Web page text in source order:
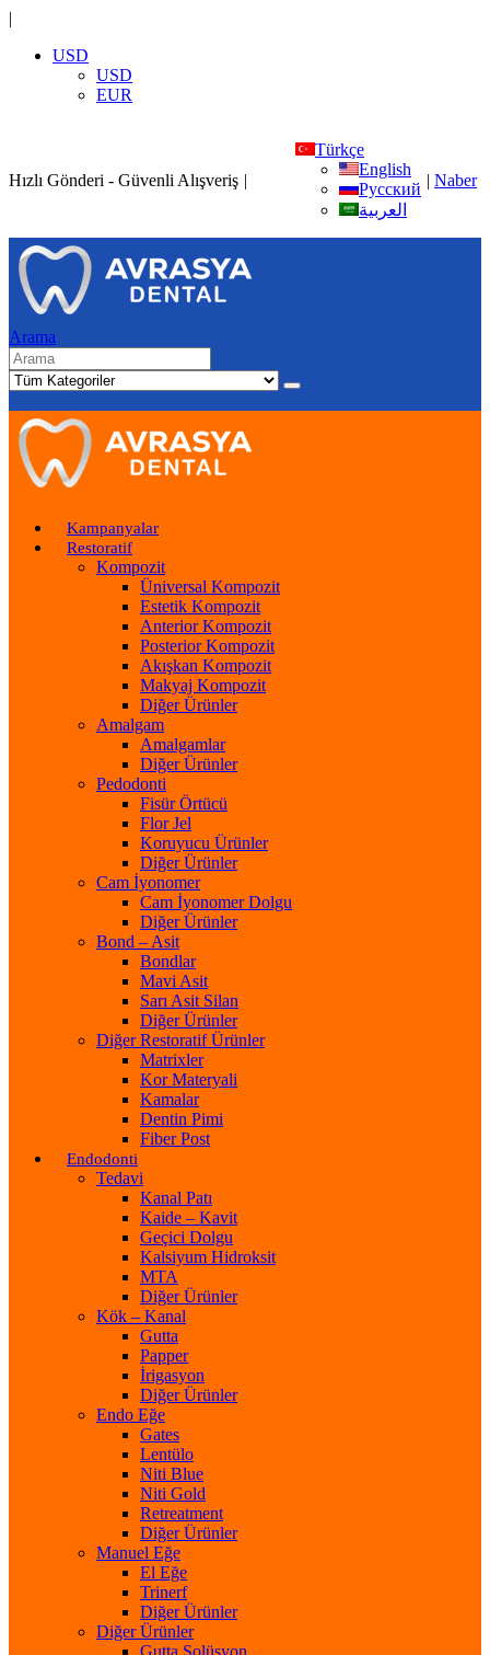
|
USD
USD
EUR
Hızlı Gönderi - Güvenli Alışveriş |
Türkçe
English
Русский
العربية
| Naber
Arama
Kampanyalar
Restoratif
Kompozit
Üniversal Kompozit
Estetik Kompozit
Anterior Kompozit
Posterior Kompozit
Akışkan Kompozit
Makyaj Kompozit
Diğer Ürünler
Amalgam
Amalgamlar
Diğer Ürünler
Pedodonti
Fisür Örtücü
Flor Jel
Koruyucu Ürünler
Diğer Ürünler
Cam İyonomer
Cam İyonomer Dolgu
Diğer Ürünler
Bond – Asit
Bondlar
Mavi Asit
Sarı Asit Silan
Diğer Ürünler
Diğer Restoratif Ürünler
Matrixler
Kor Materyali
Kamalar
Dentin Pimi
Fiber Post
Endodonti
Tedavi
Kanal Patı
Kaide – Kavit
Geçici Dolgu
Kalsiyum Hidroksit
MTA
Diğer Ürünler
Kök – Kanal
Gutta
Papper
İrigasyon
Diğer Ürünler
Endo Eğe
Gates
Lentülo
Niti Blue
Niti Gold
Retreatment
Diğer Ürünler
Manuel Eğe
El Eğe
Trinerf
Diğer Ürünler
Diğer Ürünler
Gutta Solüsyon